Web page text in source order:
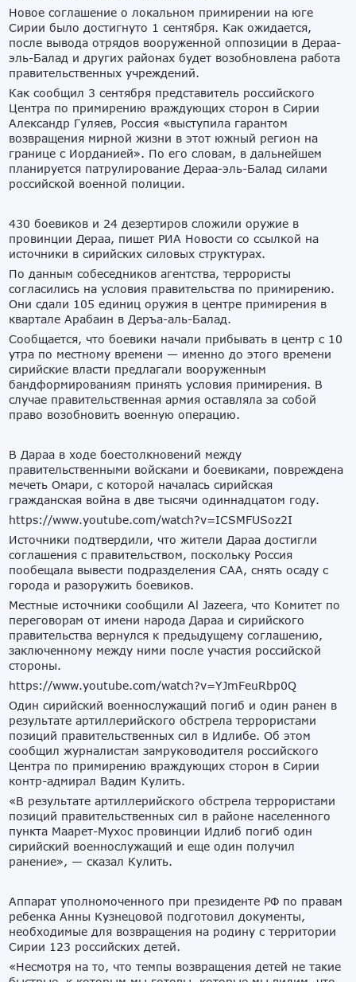
Новое соглашение о локальном примирении на юге
Сирии было достигнуто 1 сентября. Как ожидается,
после вывода отрядов вооруженной оппозиции в Дераа-
эль-Балад и других районах будет возобновлена работа
правительственных учреждений.
Как сообщил 3 сентября представитель российского
Центра по примирению враждующих сторон в Сирии
Александр Гуляев, Россия «выступила гарантом
возвращения мирной жизни в этот южный регион на
границе с Иорданией». По его словам, в дальнейшем
планируется патрулирование Дераа-эль-Балад силами
российской военной полиции.
430 боевиков и 24 дезертиров сложили оружие в
провинции Дераа, пишет РИА Новости со ссылкой на
источники в сирийских силовых структурах.
По данным собеседников агентства, террористы
согласились на условия правительства по примирению.
Они сдали 105 единиц оружия в центре примирения в
квартале Арабаин в Деръа-аль-Балад.
Сообщается, что боевики начали прибывать в центр с 10
утра по местному времени — именно до этого времени
сирийские власти предлагали вооруженным
бандформированиям принять условия примирения. В
случае правительственная армия оставляла за собой
право возобновить военную операцию.
В Дараа в ходе боестолкновений между
правительственными войсками и боевиками, повреждена
мечеть Омари, с которой началась сирийская
гражданская война в две тысячи одиннадцатом году.
https://www.youtube.com/watch?v=ICSMFUSoz2I
Источники подтвердили, что жители Дараа достигли
соглашения с правительством, поскольку Россия
пообещала вывести подразделения САА, снять осаду с
города и разоружить боевиков.
Местные источники сообщили Al Jazeera, что Комитет по
переговорам от имени народа Дараа и сирийского
правительства вернулся к предыдущему соглашению,
заключенному между ними после участия российской
стороны.
https://www.youtube.com/watch?v=YJmFeuRbp0Q
Один сирийский военнослужащий погиб и один ранен в
результате артиллерийского обстрела террористами
позиций правительственных сил в Идлибе. Об этом
сообщил журналистам замруководителя российского
Центра по примирению враждующих сторон в Сирии
контр-адмирал Вадим Кулить.
«В результате артиллерийского обстрела террористами
позиций правительственных сил в районе населенного
пункта Маарет-Мухос провинции Идлиб погиб один
сирийский военнослужащий и еще один получил
ранение», — сказал Кулить.
Аппарат уполномоченного при президенте РФ по правам
ребенка Анны Кузнецовой подготовил документы,
необходимые для возвращения на родину с территории
Сирии 123 российских детей.
«Несмотря на то, что темпы возвращения детей не такие